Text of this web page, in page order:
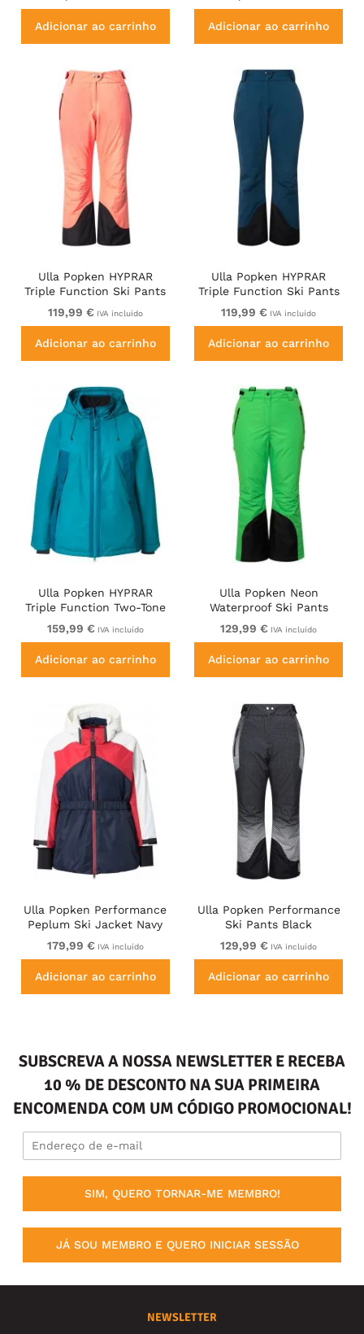
Adicionar ao carrinho Adicionar ao carrinho
Ulla Popken HYPRAR
Triple Function Ski Pants
Neon Pink
119,99 € IVA incluído
Adicionar ao carrinho
Ulla Popken HYPRAR
Triple Function Ski Pants
Teal
119,99 € IVA incluído
Adicionar ao carrinho
Ulla Popken HYPRAR
Triple Function Two-Tone
Ski Jacket Emerald Blue
159,99 € IVA incluído
Adicionar ao carrinho
Ulla Popken Neon
Waterproof Ski Pants
Neon Grass Green
129,99 € IVA incluído
Adicionar ao carrinho
Ulla Popken Performance
Peplum Ski Jacket Navy
179,99 € IVA incluído
Adicionar ao carrinho
Ulla Popken Performance
Ski Pants Black
129,99 € IVA incluído
Adicionar ao carrinho
SUBSCREVA A NOSSA NEWSLETTER E RECEBA
10 % DE DESCONTO NA SUA PRIMEIRA
ENCOMENDA COM UM CÓDIGO PROMOCIONAL!
SIM, QUERO TORNAR-ME MEMBRO!
JÁ SOU MEMBRO E QUERO INICIAR SESSÃO
NEWSLETTER